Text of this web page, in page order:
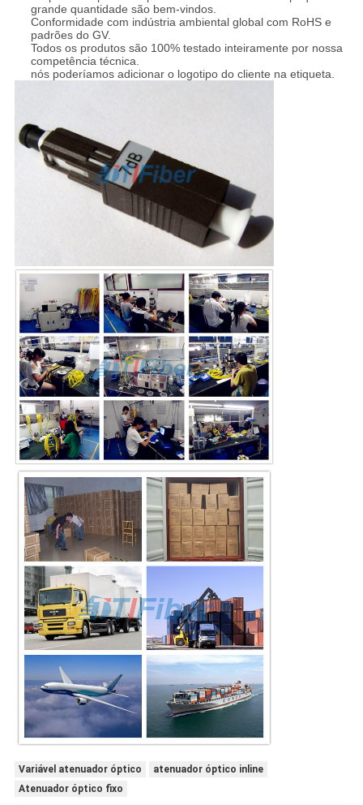
grande quantidade são bem-vindos.
Conformidade com indústria ambiental global com RoHS e
padrões do GV.
Todos os produtos são 100% testado inteiramente por nossa
competência técnica.
nós poderíamos adicionar o logotipo do cliente na etiqueta.
Variável atenuador óptico
atenuador óptico inline
Atenuador óptico fixo